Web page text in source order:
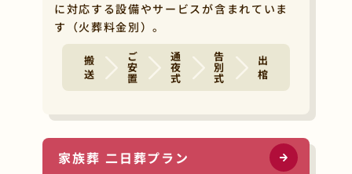
に対応する設備やサービスが含まれていま
す（火葬料金別）。
搬 送 ご安置 通夜式 告別式 出 棺
家族葬 二日葬プラン